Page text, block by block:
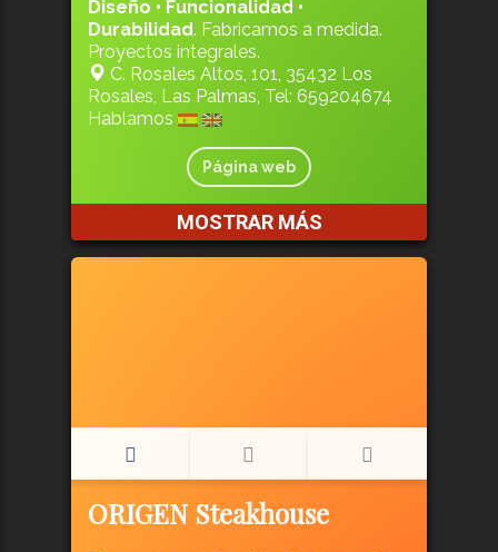
Diseño • Funcionalidad •
Durabilidad. Fabricamos a medida.
Proyectos integrales.
C. Rosales Altos, 101, 35432 Los
Rosales, Las Palmas, Tel: 659204674
Hablamos
Página web
MOSTRAR MÁS
ORIGEN Steakhouse